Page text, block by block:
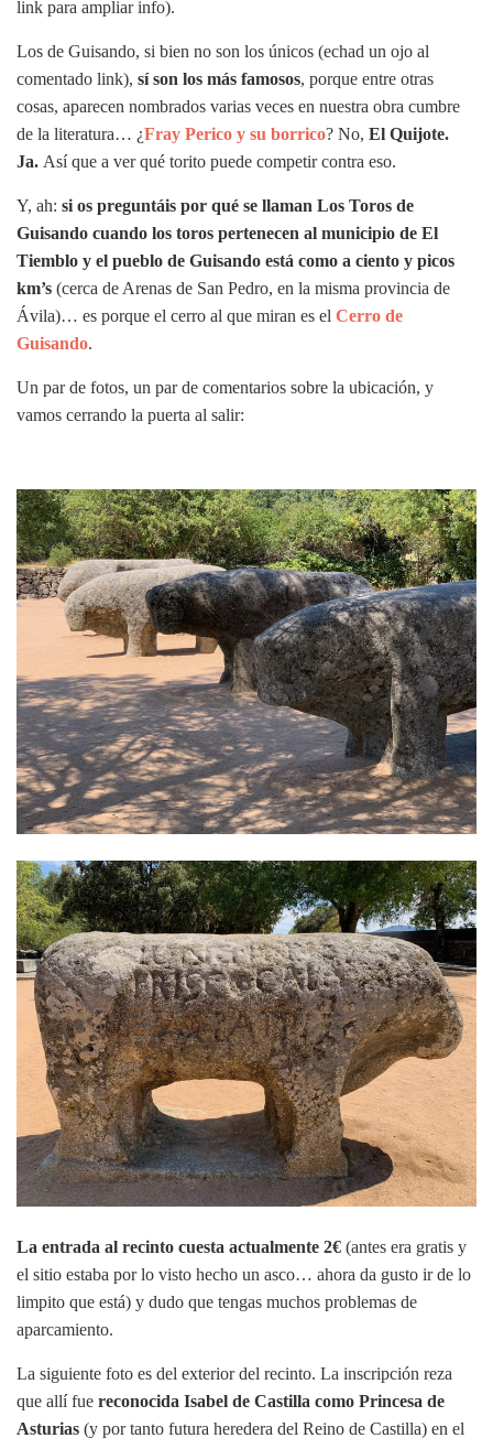
link para ampliar info).
Los de Guisando, si bien no son los únicos (echad un ojo al
comentado link), sí son los más famosos, porque entre otras
cosas, aparecen nombrados varias veces en nuestra obra cumbre
de la literatura… ¿Fray Perico y su borrico? No, El Quijote.
Ja. Así que a ver qué torito puede competir contra eso.
Y, ah: si os preguntáis por qué se llaman Los Toros de
Guisando cuando los toros pertenecen al municipio de El
Tiemblo y el pueblo de Guisando está como a ciento y picos
km’s (cerca de Arenas de San Pedro, en la misma provincia de
Ávila)… es porque el cerro al que miran es el Cerro de
Guisando.
Un par de fotos, un par de comentarios sobre la ubicación, y
vamos cerrando la puerta al salir:
La entrada al recinto cuesta actualmente 2€ (antes era gratis y
el sitio estaba por lo visto hecho un asco… ahora da gusto ir de lo
limpito que está) y dudo que tengas muchos problemas de
aparcamiento.
La siguiente foto es del exterior del recinto. La inscripción reza
que allí fue reconocida Isabel de Castilla como Princesa de
Asturias (y por tanto futura heredera del Reino de Castilla) en el